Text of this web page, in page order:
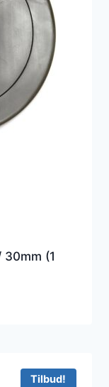
(1
Tilbud!